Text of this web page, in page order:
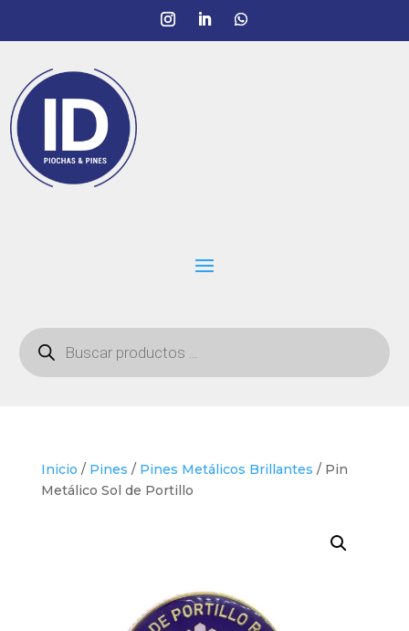
Búsqueda
de
productos
Inicio / Pines / Pines Metálicos Brillantes / Pin
Metálico Sol de Portillo